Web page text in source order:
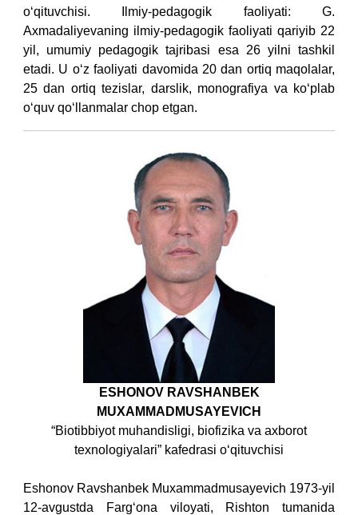
o‘qituvchisi.
Ilmiy-pedagogik faoliyati:G.
Axmadaliyevaning ilmiy-pedagogik faoliyati qariyib 22
yil, umumiy pedagogik tajribasi esa 26 yilni tashkil
etadi. U o‘z faoliyati davomida 20 dan ortiq maqolalar,
25 dan ortiq tezislar, darslik, monografiya va ko‘plab
o‘quv qo‘llanmalar chop etgan.
ESHONOV RAVSHANBEK
MUXAMMADMUSAYEVICH
“Biotibbiyot muhandisligi, biofizika va axborot
texnologiyalari” kafedrasi o‘qituvchisi
Eshonov Ravshanbek Muxammadmusayevich 1973-yil
12-avgustda Farg‘ona viloyati, Rishton tumanida